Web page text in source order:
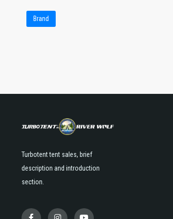
Brand
Turbotent tent sales, brief
description and introduction
section.